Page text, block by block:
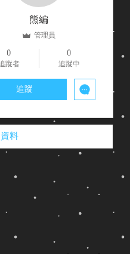
熊編
管理員
0
蹤者
0
追蹤中
追蹤
料